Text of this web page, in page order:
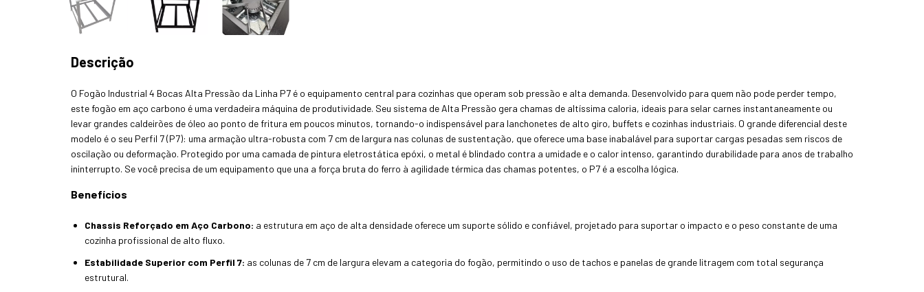
Descrição
O Fogão Industrial 4 Bocas Alta Pressão da Linha P7 é o equipamento central para cozinhas que operam sob pressão e alta demanda. Desenvolvido para quem não pode perder tempo,
este fogão em aço carbono é uma verdadeira máquina de produtividade. Seu sistema de Alta Pressão gera chamas de altíssima caloria, ideais para selar carnes instantaneamente ou
levar grandes caldeirões de óleo ao ponto de fritura em poucos minutos, tornando-o indispensável para lanchonetes de alto giro, buffets e cozinhas industriais. O grande diferencial deste
modelo é o seu Perfil 7 (P7): uma armação ultra-robusta com 7 cm de largura nas colunas de sustentação, que oferece uma base inabalável para suportar cargas pesadas sem riscos de
oscilação ou deformação. Protegido por uma camada de pintura eletrostática epóxi, o metal é blindado contra a umidade e o calor intenso, garantindo durabilidade para anos de trabalho
ininterrupto. Se você precisa de um equipamento que una a força bruta do ferro à agilidade térmica das chamas potentes, o P7 é a escolha lógica.
Benefícios
Chassis Reforçado em Aço Carbono: a estrutura em aço de alta densidade oferece um suporte sólido e confiável, projetado para suportar o impacto e o peso constante de uma
cozinha profissional de alto fluxo.
Estabilidade Superior com Perfil 7: as colunas de 7 cm de largura elevam a categoria do fogão, permitindo o uso de tachos e panelas de grande litragem com total segurança
estrutural.